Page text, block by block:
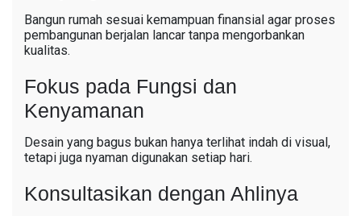
Bangun rumah sesuai kemampuan finansial agar proses
pembangunan berjalan lancar tanpa mengorbankan
kualitas.
Fokus pada Fungsi dan
Kenyamanan
Desain yang bagus bukan hanya terlihat indah di visual,
tetapi juga nyaman digunakan setiap hari.
Konsultasikan dengan Ahlinya